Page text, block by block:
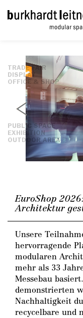
TRADE FAIR
DISPLAY
OFFICE & SHOP
PUBLIC SPACE
EXHIBITION
OUTDOOR AREA
EuroShop
Architektur
Unsere
hervorragende
modularen
mehr als 33
Messebau
demonstrierten
Nachhaltigkeit
recycelbare und